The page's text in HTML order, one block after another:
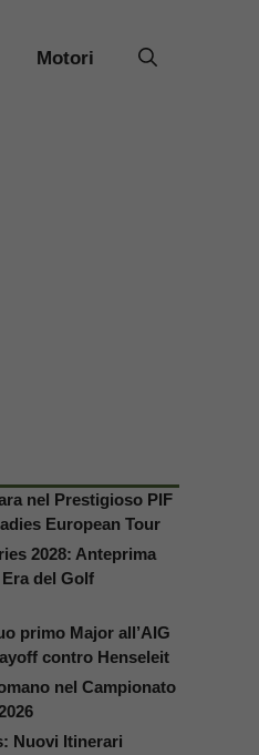
Motori
nel Prestigioso PIF
European Tour
2028: Anteprima
del Golf
primo Major all’AIG
contro Henseleit
nel Campionato
Nuovi Itinerari